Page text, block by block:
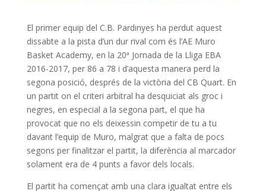
El primer equip del C.B. Pardinyes ha perdut aquest
dissabte a la pista d’un dur rival com és l’AE Muro
Basket Academy, en la 20ª Jornada de la Lliga EBA
2016-2017, per 86 a 78 i d’aquesta manera perd la
segona posició, després de la victòria del CB Quart. En
un partit on el criteri arbitral ha desquiciat als groc i
negres, en especial a la segona part, el que ha
provocat que no els deixessin competir de tu a tu
davant l’equip de Muro, malgrat que a falta de pocs
segons per finalitzar el partit, la diferència al marcador
solament era de 4 punts a favor dels locals.
El partit ha començat amb una clara igualtat entre els